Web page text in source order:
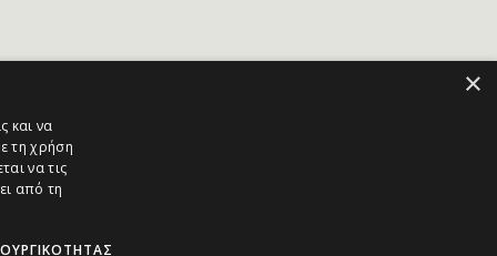
×
και να
τη χρήση
να τις
από τη